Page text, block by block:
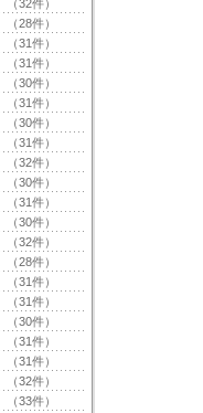
（32件）
（28件）
（31件）
（31件）
（30件）
（31件）
（30件）
（31件）
（32件）
（30件）
（31件）
（30件）
（32件）
（28件）
（31件）
（31件）
（30件）
（31件）
（31件）
（32件）
（33件）